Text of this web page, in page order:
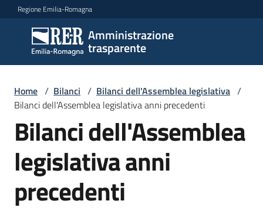
Vai al contenuto
Vai alla navigazione
Vai al footer
Regione Emilia-Romagna
Amministrazione
trasparente
Amministrazione
trasparente
Sottosezioni
Accesso
Home / Bilanci / Bilanci dell'Assemblea legislativa /
Bilanci dell'Assemblea legislativa anni precedenti
Bilanci dell'Assemblea
legislativa anni
precedenti